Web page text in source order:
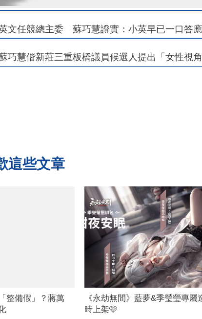
文任競總主委 蘇巧慧證實：小英早已一口答應
巧慧偕新莊三重板橋議員候選人提出「女性視
這些文章
整備假」？蔣萬
《永劫無間》藍夢&季瑩瑩專屬
時上架🩷